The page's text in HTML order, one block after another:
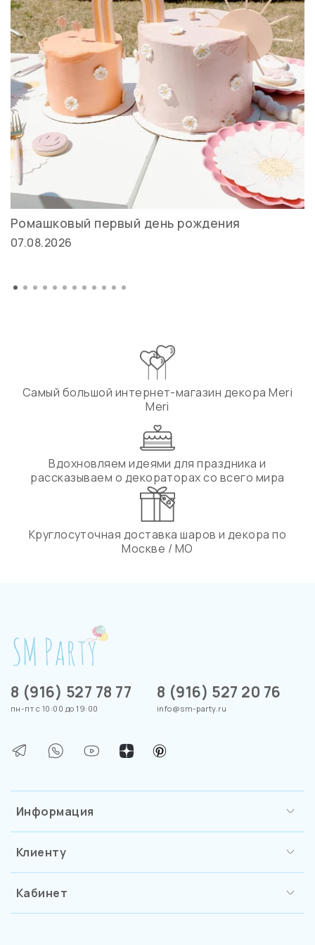
Ромашковый первый день рождения
07.08.2026
Самый большой интернет-магазин декора Meri
Meri
Вдохновляем идеями для праздника и
рассказываем о декораторах со всего мира
Круглосуточная доставка шаров и декора по
Москве / МО
Информация
Клиенту
Кабинет
8 (916) 527 78 77
пн-пт с 10:00 до 19:00
8 (916) 527 20 76
info@sm-party.ru